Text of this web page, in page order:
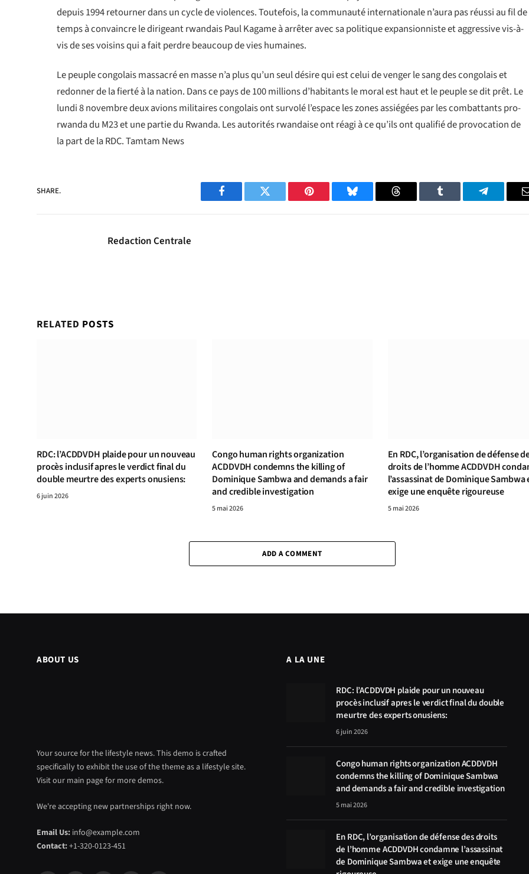
depuis 1994 retourner dans un cycle de violences. Toutefois, la communauté internationale n’aura pas réussi au fil de
temps à convaincre le dirigeant rwandais Paul Kagame à arrêter avec sa politique expansionniste et aggressive vis-à-
vis de ses voisins qui a fait perdre beaucoup de vies humaines.
Le peuple congolais massacré en masse n’a plus qu’un seul désire qui est celui de venger le sang des congolais et
redonner de la fierté à la nation. Dans ce pays de 100 millions d’habitants le moral est haut et le peuple se dit prêt. Le
lundi 8 novembre deux avions militaires congolais ont survolé l’espace les zones assiégées par les combattants pro-
rwanda du M23 et une partie du Rwanda. Les autorités rwandaise ont réagi à ce qu’ils ont qualifié de provocation de
la part de la RDC. Tamtam News
SHARE.
Facebook Twitter Pinterest Bluesky Threads Tumblr Telegram
Redaction Centrale
RELATED POSTS
RDC: l’ACDDVDH plaide pour un nouveau
procès inclusif apres le verdict final du
double meurtre des experts onusiens:
6 juin 2026
Congo human rights organization
ACDDVDH condemns the killing of
Dominique Sambwa and demands a fair
and credible investigation
5 mai 2026
En RDC, l’organisation de défense
droits de l’homme ACDDVDH
l’assassinat de Dominique Sambwa
exige une enquête rigoureuse
5 mai 2026
ADD A COMMENT
ABOUT US
Your source for the lifestyle news. This demo is crafted
specifically to exhibit the use of the theme as a lifestyle site.
Visit our main page for more demos.
We're accepting new partnerships right now.
Email Us: info@example.com
Contact:+1-320-0123-451
A LA UNE
RDC: l’ACDDVDH plaide pour un nouveau
procès inclusif apres le verdict final du double
meurtre des experts onusiens:
6 juin 2026
Congo human rights organization ACDDVDH
condemns the killing of Dominique Sambwa
and demands a fair and credible investigation
5 mai 2026
En RDC, l’organisation de défense des droits
de l’homme ACDDVDH condamne l’assassinat
de Dominique Sambwa et exige une enquête